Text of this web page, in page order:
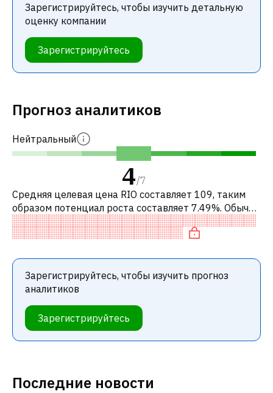
Последние новости
Зарегистрируйтесь, чтобы изучить детальную
оценку компании
Зарегистрируйтесь
Прогноз аналитиков
Нейтральный
4/7
Средняя целевая цена RIO составляет 109, таким
образом потенциал роста составляет 7.49%. Обычно
это означает рекомендацию «ДЕРЖАТЬ» среди
инвестиционных компаний. Эта ней
Зарегистрируйтесь, чтобы изучить прогноз
аналитиков
Зарегистрируйтесь